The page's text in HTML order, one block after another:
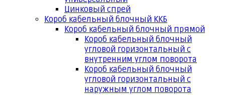
Цинковый спрей
Короб кабельный блочный ККБ
Короб кабельный блочный прямой
Короб кабельный блочный
угловой горизонтальный с
внутренним углом поворота
Короб кабельный блочный
угловой горизонтальный с
наружным углом поворота